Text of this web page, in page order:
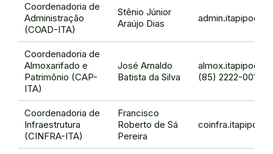
Coordenadoria de
Administração
(COAD-ITA)
Stênio Júnior
Araújo Dias
Coordenadoria de
Almoxarifado e
Patrimônio (CAP-
ITA)
José Arnaldo
Batista da Silva
(85) 2222-0015
Coordenadoria de
Infraestrutura
(CINFRA-ITA)
Francisco
Roberto de Sá
Pereira